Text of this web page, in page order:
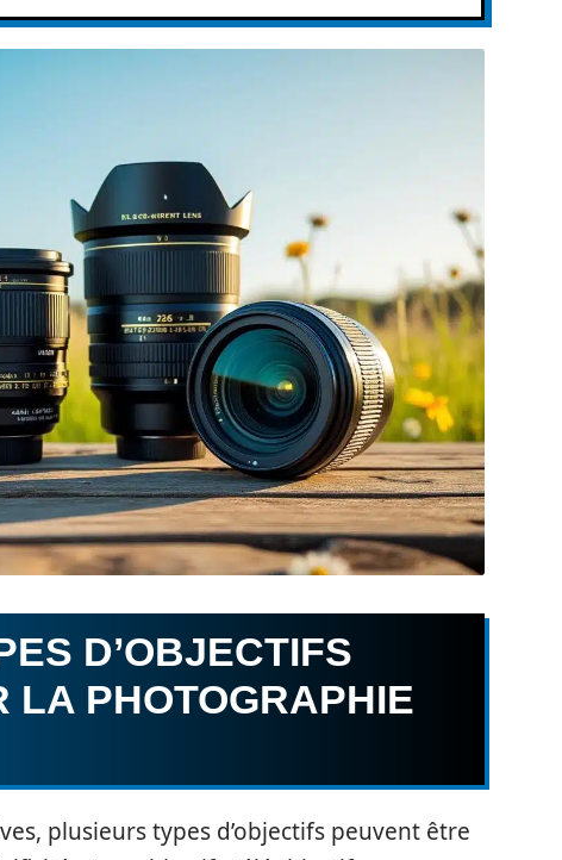
D’OBJECTIFS
LA PHOTOGRAPHIE
plusieurs types d’objectifs peuvent être